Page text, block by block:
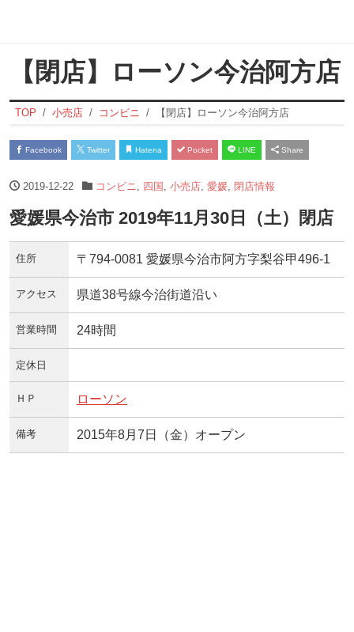
【閉店】ローソン今治阿方店
TOP 小売店 コンビニ 【閉店】ローソン今治阿方店
Facebook Twitter Hatena Pocket LINE Share
2019-12-22 コンビニ 四国 小売店, 愛媛, 閉店情報
愛媛県今治市 2019年11月30日（土）閉店
住所 〒794-0081 愛媛県今治市阿方字梨谷甲496‐1
アクセス 県道38号線今治街道沿い
営業時間 24時間
定休日
ＨＰ ローソン
備考 2015年8月7日（金）オープン